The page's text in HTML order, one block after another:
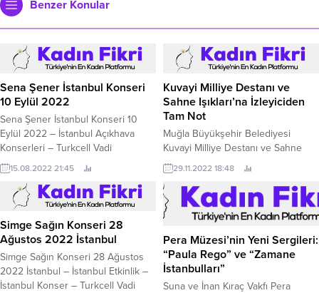
Benzer Konular
Sena Şener İstanbul Konseri
10 Eylül 2022
Sena Şener İstanbul Konseri 10
Eylül 2022 – İstanbul Açıkhava
Konserleri – Turkcell Vadi
Konserleri 9 yaşında gitar çalarak
müziğe adım atan Sena Şener,
Türkiye’nin önemli seslerinden
biridir. 1998 yılında doğan Şener, 10
yaşında şarkı söylemeye başlamış
ve 11 yaşında ilk İngilizce şarkısını
yazmıştır. 15 yaşında müzik
paylaşım sitesi Soundcloud’a...
15.08.2022 21:45
Kuvayi Milliye Destanı ve
Sahne Işıkları’na İzleyiciden
Tam Not
Muğla Büyükşehir Belediyesi
Kuvayi Milliye Destanı ve Sahne
Işıkları tiyatro oyunlarını Muğlalı
sanatseverlerle buluşturdu.
29.11.2022 18:48
Simge Sağın Konseri 28
Ağustos 2022 İstanbul
Simge Sağın Konseri 28 Ağustos
2022 İstanbul – İstanbul Etkinlik –
İstanbul Konser – Turkcell Vadi
Pera Müzesi’nin Yeni Sergileri:
“Paula Rego” ve “Zamane
İstanbulları”
Suna ve İnan Kıraç Vakfı Pera